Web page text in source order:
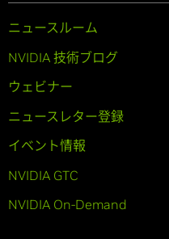
ニュースルーム
NVIDIA 技術ブログ
ウェビナー
ニュースレター登録
イベント情報
NVIDIA GTC
NVIDIA On-Demand